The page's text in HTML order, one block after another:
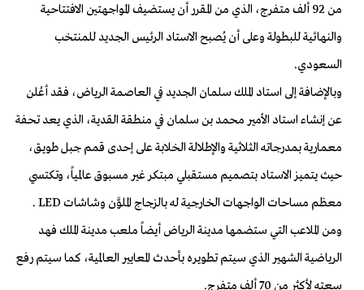
من 92 ألف متفرج، الذي من المقرر أن يستضيف المواجهتين الافتتاحية
والنهائية للبطولة وعلى أن يُصبح الاستاد الرئيس الجديد للمنتخب
السعودي.
وبالإضافة إلى استاد الملك سلمان الجديد في العاصمة الرياض، فقد أعُلن
عن إنشاء استاد الأمير محمد بن سلمان في منطقة القدية، الذي يعد تحفة
معمارية بمدرجاته الثلاثية والإطلالة الخلابة على إحدى قمم جبل طويق،
حيث يتميز الاستاد بتصميم مستقبلي مبتكر غير مسبوق عالمياً، وتكتسي
معظم مساحات الواجهات الخارجية له بالزجاج الملوَّن وشاشات LED .
ومن الملاعب التي ستضمها مدينة الرياض أيضاً ملعب مدينة الملك فهد
الرياضية الشهير الذي سيتم تطويره بأحدث المعايير العالمية، كما سيتم رفع
سعته لأكثر من 70 ألف متفرج.